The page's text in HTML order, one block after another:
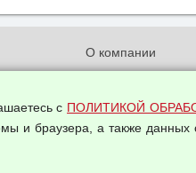
О компании
Согласием на
данных
с ПОЛИТИКОЙ
и браузера, а также